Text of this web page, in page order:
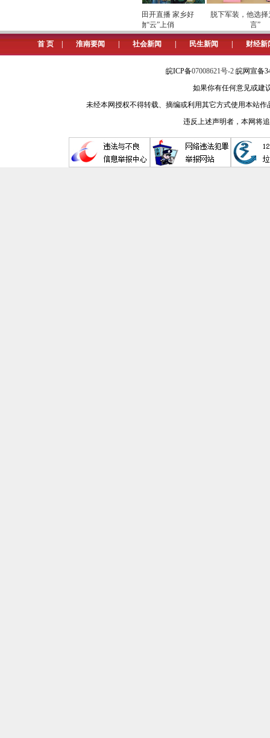
为实现多方共赢，淮南市规范制
目前，淮南市“整乡联建”强村公
涌现，推动2024年度全市802个行政
100万元以上明星村206个，新型农村
编后
发展壮大村级集体经济是带领
在集体经济发展中存在“资源开发困
加专业、收益分配更加合理的综合效
劳模下田开直播 家乡好
物“云”上俏
脱下军装，他选择为
言”
首 页 淮南要闻 社会新闻 民生新闻 财经新
皖ICP备07008621号-2 皖网宣备
如果你有任何意见或建
未经本网授权不得转载、摘编或利用其它方式使用本站
违反上述声明者，本网将